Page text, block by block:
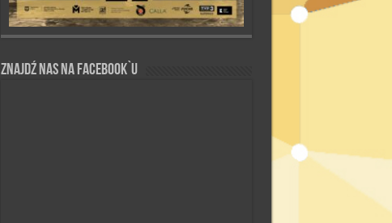
Znajdź nas na Facebook`u